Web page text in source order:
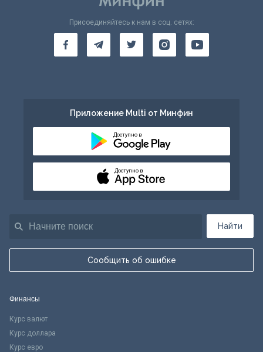
Найти
Сообщить об ошибке
Присоединяйтесь к нам в соц. сетях:
Приложение Multi от Минфин
Доступно в
Доступно в
Финансы
Курс валют
Курс доллара
Курс евро